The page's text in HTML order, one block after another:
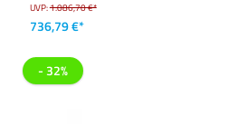
UVP:1.086,70 €*
736,79 €*
- 32%